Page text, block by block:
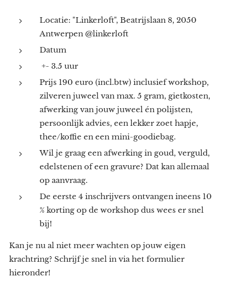
Locatie: "Linkerloft", Beatrijslaan 8, 2050
Antwerpen @linkerloft
Datum
+- 3.5 uur
Prijs 190 euro (incl.btw) inclusief workshop,
zilveren juweel van max. 5 gram, gietkosten,
afwerking van jouw juweel én polijsten,
persoonlijk advies, een lekker zoet hapje,
thee/koffie en een mini-goodiebag.
Wil je graag een afwerking in goud, verguld,
edelstenen of een gravure? Dat kan allemaal
op aanvraag.
De eerste 4 inschrijvers ontvangen ineens 10
% korting op de workshop dus wees er snel
bij!
Kan je nu al niet meer wachten op jouw eigen
krachtring? Schrijf je snel in via het formulier
hieronder!